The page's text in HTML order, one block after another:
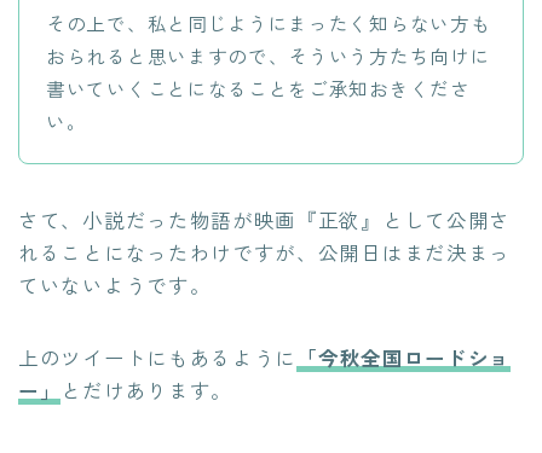
その上で、私と同じようにまったく知らない方も
おられると思いますので、そういう方たち向けに
書いていくことになることをご承知おきくださ
い。
さて、小説だった物語が映画『正欲』として公開さ
れることになったわけですが、公開日はまだ決まっ
ていないようです。
上のツイートにもあるように 「今秋全国ロードショ
ー」
とだけあります。